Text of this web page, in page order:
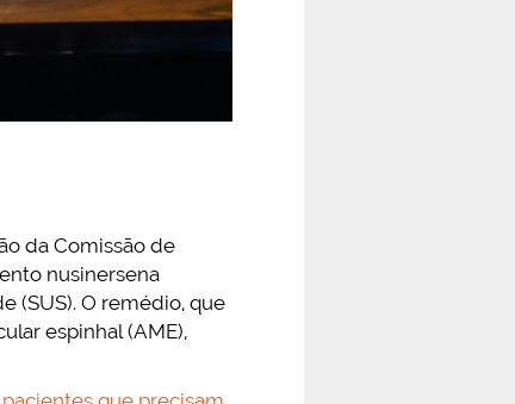
da Comissão de
nusinersena
(SUS). O remédio, que
espinhal (AME),